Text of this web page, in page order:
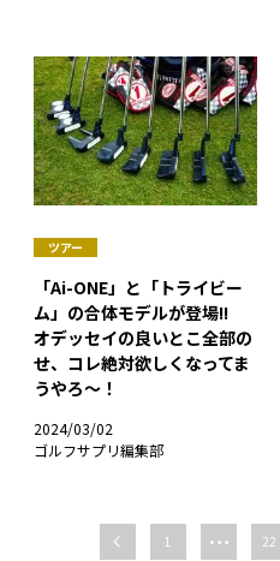
ツアー
「Ai-ONE」と「トライビー
ム」の合体モデルが登場!!
オデッセイの良いとこ全部の
せ、コレ絶対欲しくなってま
うやろ〜！
2024/03/02
ゴルフサプリ編集部
1 … 22